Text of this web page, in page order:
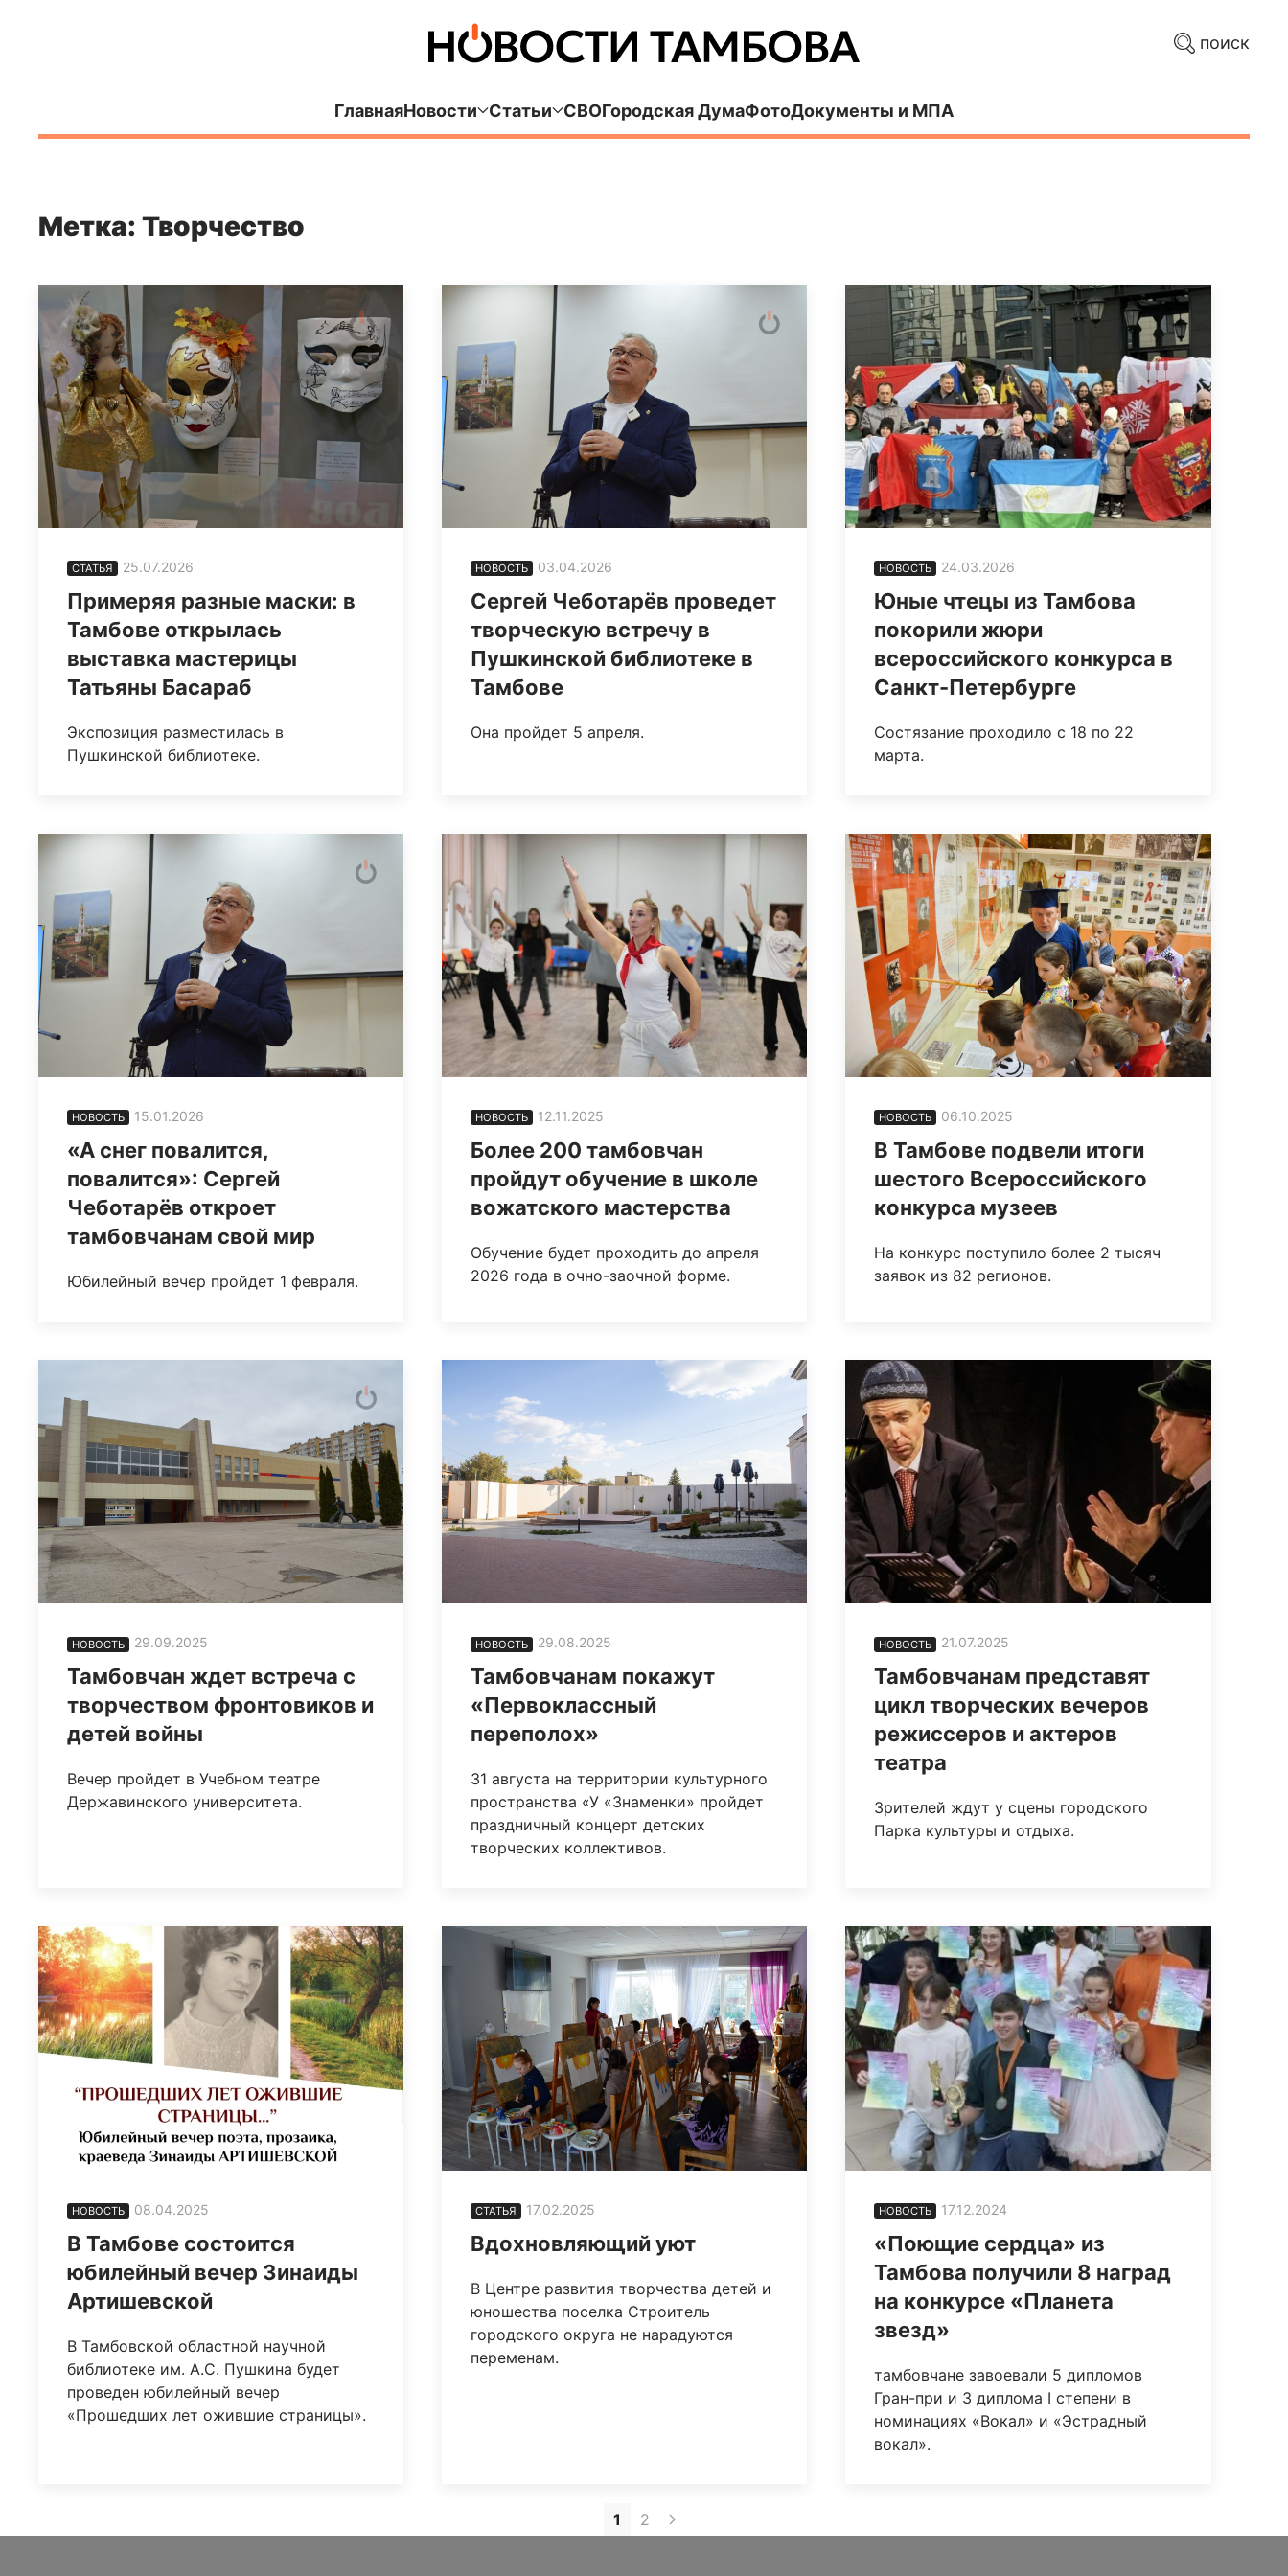
поиск
ГлавнаяНовости Статьи СВОГородская ДумаФотоДокументы и МПА
Метка: Творчество
СТАТЬЯ 25.07.2026
Примеряя разные маски: в
Тамбове открылась
выставка мастерицы
Татьяны Басараб
Экспозиция разместилась в
Пушкинской библиотеке.
НОВОСТЬ 03.04.2026
Сергей Чеботарёв проведет
творческую встречу в
Пушкинской библиотеке в
Тамбове
Она пройдет 5 апреля.
НОВОСТЬ 24.03.2026
Юные чтецы из Тамбова
покорили жюри
всероссийского конкурса в
Санкт-Петербурге
Состязание проходило с 18 по 22
марта.
НОВОСТЬ 15.01.2026
«А снег повалится,
повалится»: Сергей
Чеботарёв откроет
тамбовчанам свой мир
Юбилейный вечер пройдет 1 февраля.
НОВОСТЬ 12.11.2025
Более 200 тамбовчан
пройдут обучение в школе
вожатского мастерства
Обучение будет проходить до апреля
2026 года в очно-заочной форме.
НОВОСТЬ 06.10.2025
В Тамбове подвели итоги
шестого Всероссийского
конкурса музеев
На конкурс поступило более 2 тысяч
заявок из 82 регионов.
НОВОСТЬ 29.09.2025
Тамбовчан ждет встреча с
творчеством фронтовиков и
детей войны
Вечер пройдет в Учебном театре
Державинского университета.
НОВОСТЬ 29.08.2025
Тамбовчанам покажут
«Первоклассный
переполох»
31 августа на территории культурного
пространства «У «Знаменки» пройдет
праздничный концерт детских
творческих коллективов.
НОВОСТЬ 21.07.2025
Тамбовчанам представят
цикл творческих вечеров
режиссеров и актеров
театра
Зрителей ждут у сцены городского
Парка культуры и отдыха.
НОВОСТЬ 08.04.2025
В Тамбове состоится
юбилейный вечер Зинаиды
Артишевской
В Тамбовской областной научной
библиотеке им. А.С. Пушкина будет
проведен юбилейный вечер
«Прошедших лет ожившие страницы».
СТАТЬЯ 17.02.2025
Вдохновляющий уют
В Центре развития творчества детей и
юношества поселка Строитель
городского округа не нарадуются
переменам.
НОВОСТЬ 17.12.2024
«Поющие сердца» из
Тамбова получили 8 наград
на конкурсе «Планета
звезд»
тамбовчане завоевали 5 дипломов
Гран-при и 3 диплома I степени в
номинациях «Вокал» и «Эстрадный
вокал».
1 2